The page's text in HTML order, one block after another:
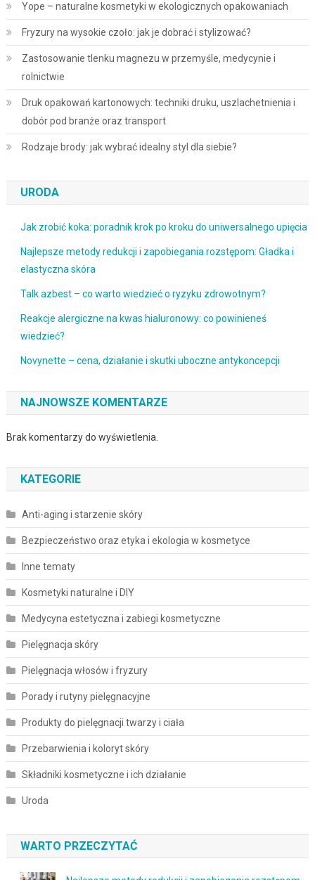
Yope – naturalne kosmetyki w ekologicznych opakowaniach
Fryzury na wysokie czoło: jak je dobrać i stylizować?
Zastosowanie tlenku magnezu w przemyśle, medycynie i
rolnictwie
Druk opakowań kartonowych: techniki druku, uszlachetnienia i
dobór pod branże oraz transport
Rodzaje brody: jak wybrać idealny styl dla siebie?
URODA
Jak zrobić koka: poradnik krok po kroku do uniwersalnego upięcia
Najlepsze metody redukcji i zapobiegania rozstępom: Gładka i
elastyczna skóra
Talk azbest – co warto wiedzieć o ryzyku zdrowotnym?
Reakcje alergiczne na kwas hialuronowy: co powinieneś
wiedzieć?
Novynette – cena, działanie i skutki uboczne antykoncepcji
NAJNOWSZE KOMENTARZE
Brak komentarzy do wyświetlenia.
KATEGORIE
Anti-aging i starzenie skóry
Bezpieczeństwo oraz etyka i ekologia w kosmetyce
Inne tematy
Kosmetyki naturalne i DIY
Medycyna estetyczna i zabiegi kosmetyczne
Pielęgnacja skóry
Pielęgnacja włosów i fryzury
Porady i rutyny pielęgnacyjne
Produkty do pielęgnacji twarzy i ciała
Przebarwienia i koloryt skóry
Składniki kosmetyczne i ich działanie
Uroda
WARTO PRZECZYTAĆ